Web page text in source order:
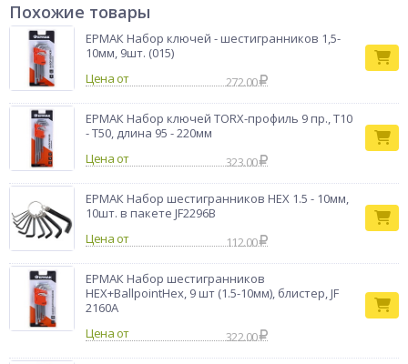
домашних условиях, так и на профессиональном рабочем
месте, обеспечивая быстрый доступ к необходимому
инструменту для сборки мебели, ремонта техники или
работы с различными механизмами.
Тип товара
наборы
имбусовых
ключей ермак
Бренд
ЕРМАК
Похожие товары
ЕРМАК Набор ключей - шестигранников 1,5-
10мм, 9шт. (015)
Цена от
272.00
ЕРМАК Набор ключей TORX-профиль 9 пр., T10
- T50, длина 95 - 220мм
Цена от
323.00
ЕРМАК Набор шестигранников HEX 1.5 - 10мм,
10шт. в пакете JF2296B
Цена от
112.00
ЕРМАК Набор шестигранников
HEX+BallpointHex, 9 шт (1.5-10мм), блистер, JF
2160A
Цена от
322.00